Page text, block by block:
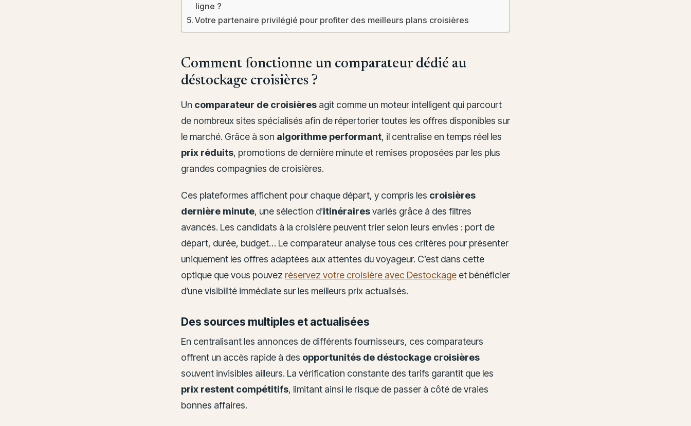
ligne ?
Votre partenaire privilégié pour profiter des meilleurs plans croisières
Comment fonctionne un comparateur dédié au
déstockage croisières ?
Un comparateur de croisières agit comme un moteur intelligent qui parcourt
de nombreux sites spécialisés afin de répertorier toutes les offres disponibles sur
le marché. Grâce à son algorithme performant, il centralise en temps réel les
prix réduits, promotions de dernière minute et remises proposées par les plus
grandes compagnies de croisières.
Ces plateformes affichent pour chaque départ, y compris les croisières
dernière minute, une sélection d’itinérairesvariés grâce à des filtres
avancés. Les candidats à la croisière peuvent trier selon leurs envies : port de
départ, durée, budget… Le comparateur analyse tous ces critères pour présenter
uniquement les offres adaptées aux attentes du voyageur. C’est dans cette
optique que vous pouvez réservez votre croisière avec Destockage et bénéficier
d’une visibilité immédiate sur les meilleurs prix actualisés.
Des sources multiples et actualisées
En centralisant les annonces de différents fournisseurs, ces comparateurs
offrent un accès rapide à des opportunités de déstockage croisières
souvent invisibles ailleurs. La vérification constante des tarifs garantit que les
prix restent compétitifs, limitant ainsi le risque de passer à côté de vraies
bonnes affaires.